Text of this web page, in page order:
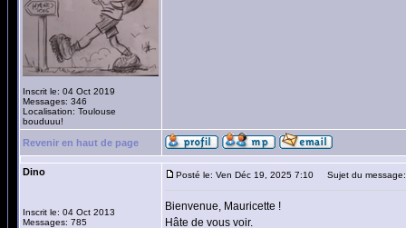
Inscrit le: 04 Oct 2019
Messages: 346
Localisation: Toulouse
bouduuu!
Revenir en haut de page
Dino
Inscrit le: 04 Oct 2013
Messages: 785
Posté le: Ven Déc 19, 2025 7:10 Sujet du message:
Bienvenue, Mauricette !
Hâte de vous voir.